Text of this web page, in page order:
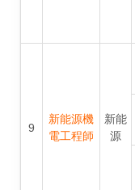
9
新能源機
電工程師
新能
源